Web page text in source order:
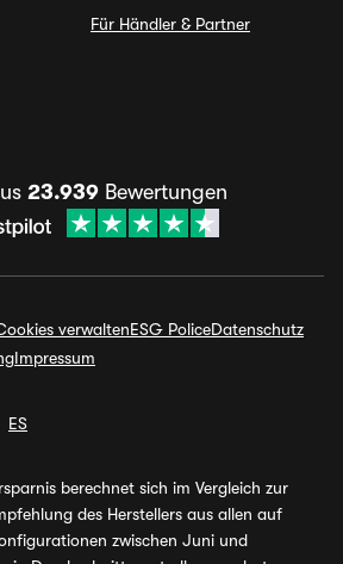
Für Händler & Partner
23.939 Bewertungen
verwaltenESG PoliceDatenschutz
Impressum
ES
berechnet sich im Vergleich zur
des Herstellers aus allen auf
zwischen Juni und